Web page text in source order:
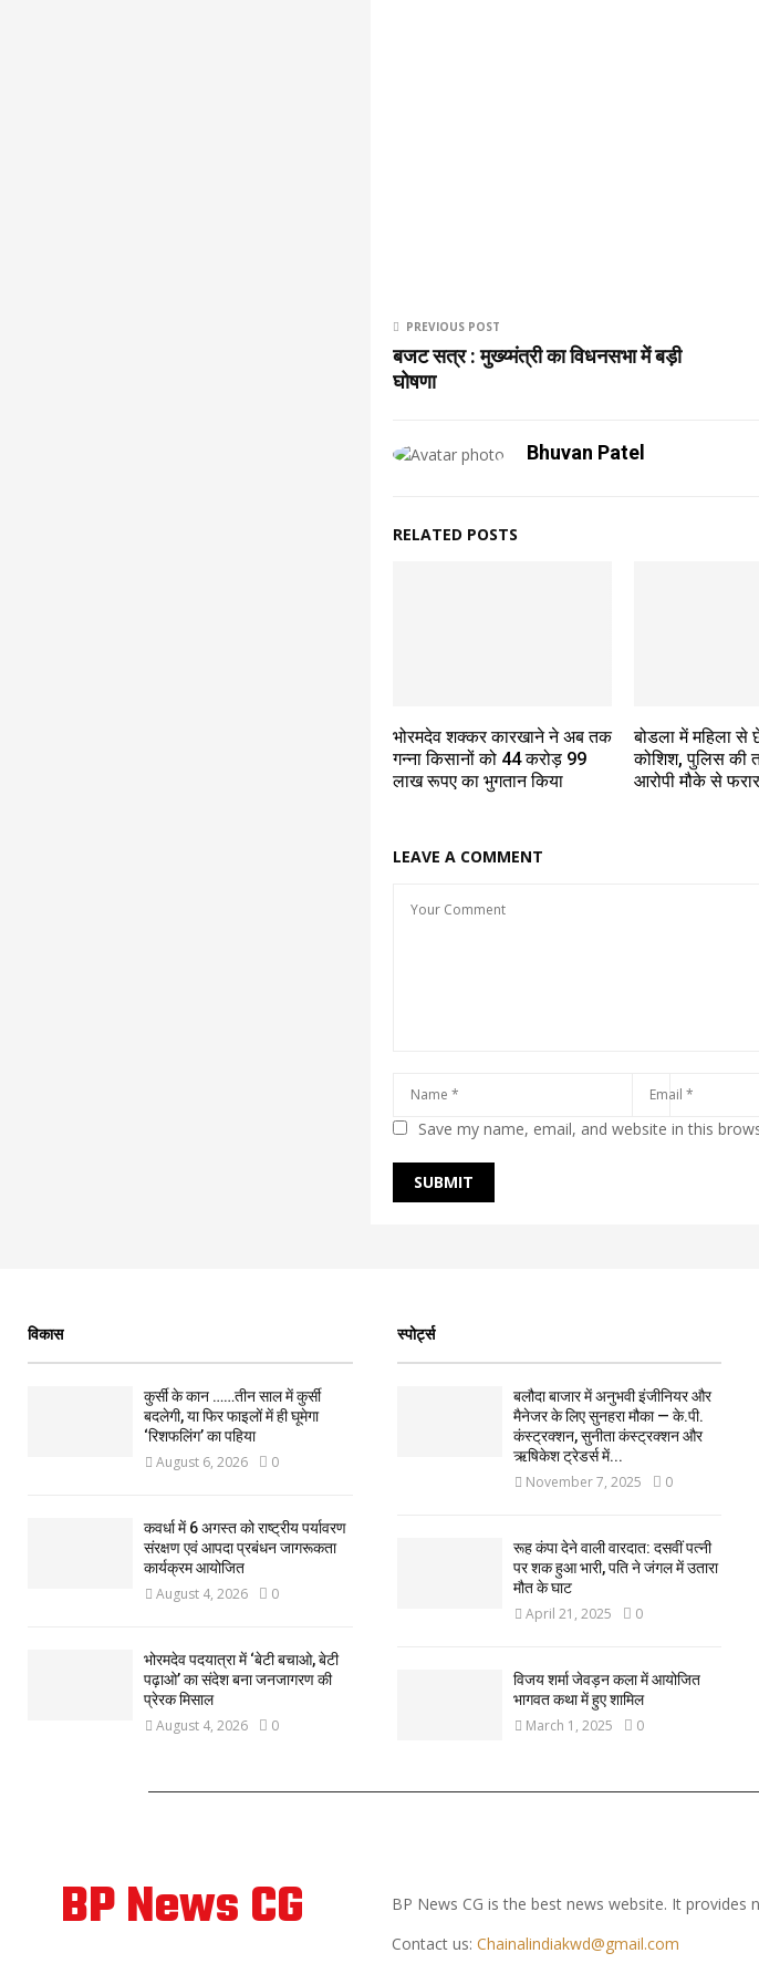
PREVIOUS POST
बजट सत्र : मुख्य्मंत्री का विधनसभा में बड़ी
घोषणा
Bhuvan Patel
RELATED POSTS
भोरमदेव शक्कर कारखाने ने अब तक
गन्ना किसानों को 44 करोड़ 99
लाख रूपए का भुगतान किया
बोडला में महिला से
कोशिश, पुलिस की
आरोपी मौके से फरार
LEAVE A COMMENT
Save my name, email, and website in this
विकास
कुर्सी के कान ……तीन साल में कुर्सी
बदलेगी, या फिर फाइलों में ही घूमेगा
‘रिशफलिंग’ का पहिया
August 6, 2026 0
कवर्धा में 6 अगस्त को राष्ट्रीय पर्यावरण
संरक्षण एवं आपदा प्रबंधन जागरूकता
कार्यक्रम आयोजित
August 4, 2026 0
भोरमदेव पदयात्रा में ‘बेटी बचाओ, बेटी
पढ़ाओ’ का संदेश बना जनजागरण की
प्रेरक मिसाल
August 4, 2026 0
स्पोर्ट्स
बलौदा बाजार में अनुभवी इंजीनियर और
मैनेजर के लिए सुनहरा मौका — के.पी.
कंस्ट्रक्शन, सुनीता कंस्ट्रक्शन और
ऋषिकेश ट्रेडर्स में...
November 7, 2025 0
रूह कंपा देने वाली वारदात: दसवीं पत्नी
पर शक हुआ भारी, पति ने जंगल में उतारा
मौत के घाट
April 21, 2025 0
विजय शर्मा जेवड़न कला में आयोजित
भागवत कथा में हुए शामिल
March 1, 2025 0
BP News CG
BP News CG is the best news website. It provides
Contact us: Chainalindiakwd@gmail.com